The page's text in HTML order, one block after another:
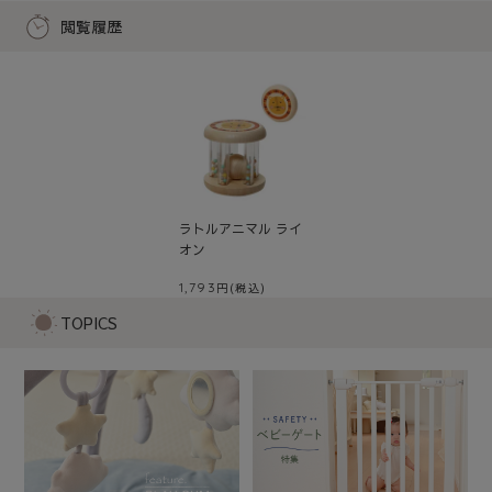
閲覧履歴
ラトルアニマル ライ
オン
1,793
TOPICS